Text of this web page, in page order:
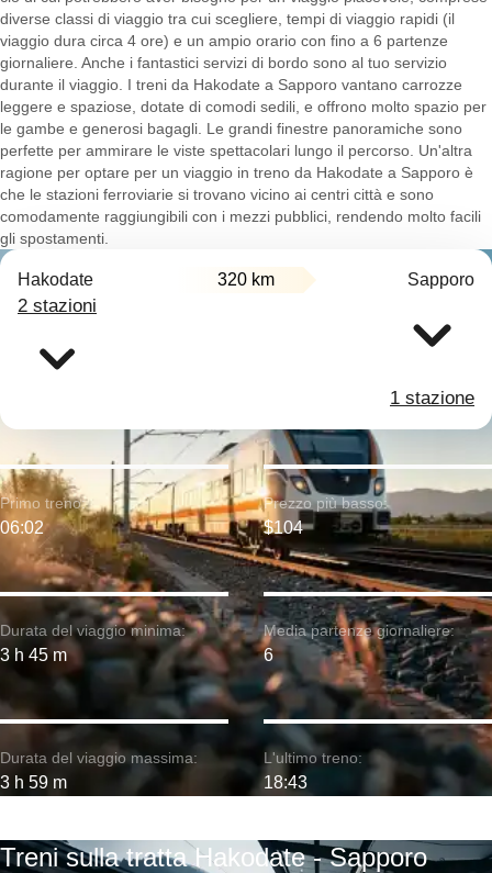
diverse classi di viaggio tra cui scegliere, tempi di viaggio rapidi (il
viaggio dura circa 4 ore) e un ampio orario con fino a 6 partenze
giornaliere. Anche i fantastici servizi di bordo sono al tuo servizio
durante il viaggio. I treni da Hakodate a Sapporo vantano carrozze
leggere e spaziose, dotate di comodi sedili, e offrono molto spazio per
le gambe e generosi bagagli. Le grandi finestre panoramiche sono
perfette per ammirare le viste spettacolari lungo il percorso. Un'altra
ragione per optare per un viaggio in treno da Hakodate a Sapporo è
che le stazioni ferroviarie si trovano vicino ai centri città e sono
comodamente raggiungibili con i mezzi pubblici, rendendo molto facili
gli spostamenti.
Hakodate 320 km Sapporo
2 stazioni
1 stazione
Durata del viaggio minima:
3 h 45 m
Primo treno:
06:02
Durata del viaggio massima:
3 h 59 m
Prezzo più basso:
$104
Media partenze giornaliere:
6
L'ultimo treno:
18:43
Treni sulla tratta Hakodate - Sapporo